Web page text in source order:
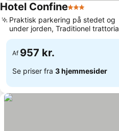
Hotel Confine3 Stjerner
Praktisk parkering på stedet og
under jorden, Traditionel trattoria
med lokale retter
Af 957 kr.
Se priser fra 3 hjemmesider